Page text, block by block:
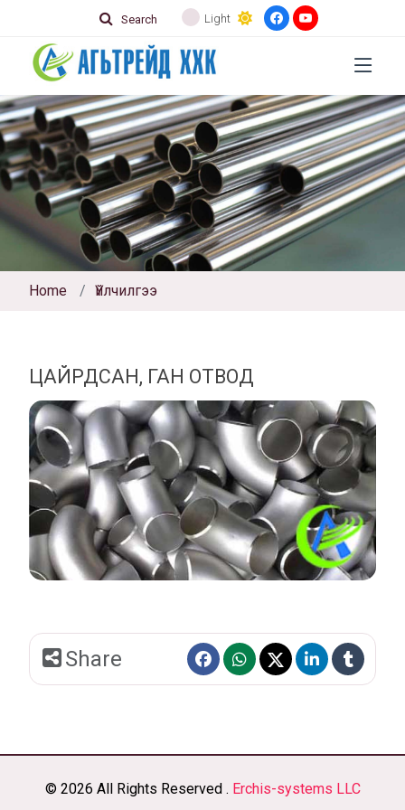
Search Light
Home Үйлчилгээ
ЦАЙРДСАН, ГАН ОТВОД
Share
© 2026 All Rights Reserved . Erchis-systems LLC